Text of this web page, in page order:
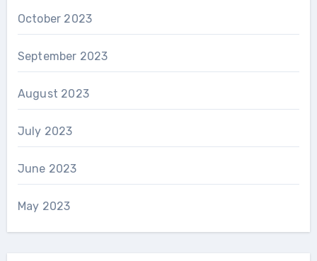
October 2023
September 2023
August 2023
July 2023
June 2023
May 2023